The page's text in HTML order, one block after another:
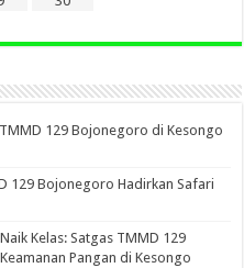
129 Bojonegoro di Kesongo
129 Bojonegoro Hadirkan Safari
Kelas: Satgas TMMD 129
Pangan di Kesongo